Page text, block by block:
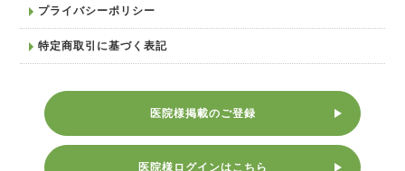
プライバシーポリシー
特定商取引に基づく表記
医院様掲載のご登録
医院様ログインはこちら